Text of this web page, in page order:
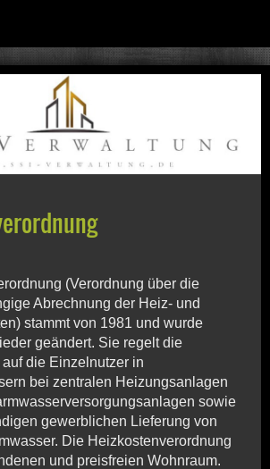
(Verordnung über die
Abrechnung der Heiz- und
stammt von 1981 und wurde
geändert. Sie regelt die
die Einzelnutzer in
bei zentralen Heizungsanlagen
sowie
gewerblichen Lieferung von
Die Heizkostenverordnung
und preisfreien Wohnraum.